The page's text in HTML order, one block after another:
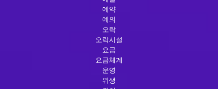
예약
예의
오락
오락시설
요금
요금체계
운영
위생